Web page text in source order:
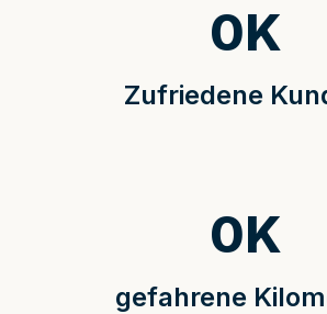
Zufriedene
0K
gefahrene
0K